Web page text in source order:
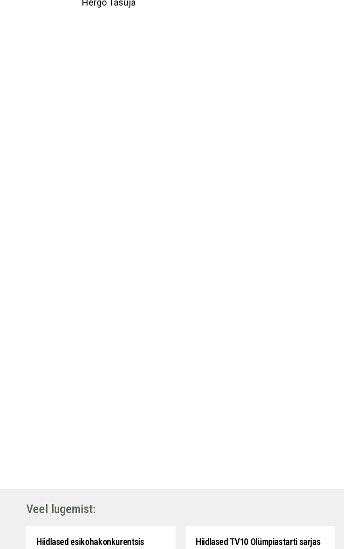
Veel lugemist:
Hiidlased esikohakonkurentsis
Hiidlased TV10 Olümpiastarti sarjas